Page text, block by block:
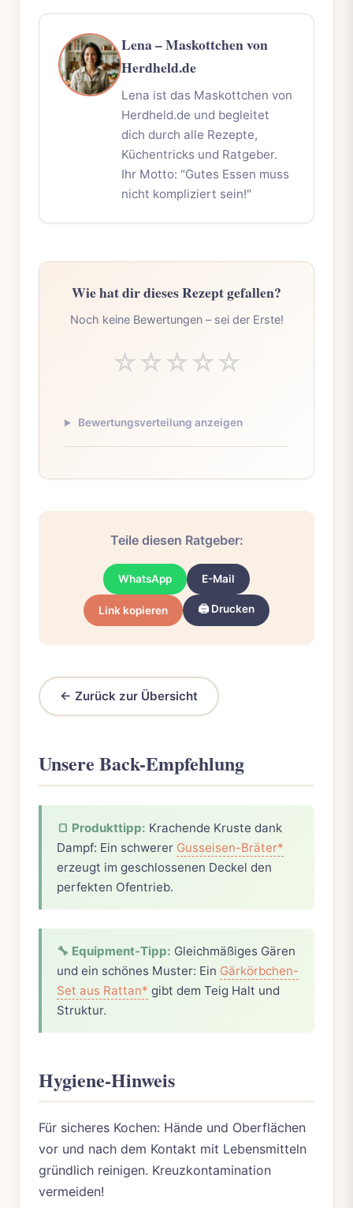
Lena – Maskottchen von
Herdheld.de
Lena ist das Maskottchen von
Herdheld.de und begleitet
dich durch alle Rezepte,
Küchentricks und Ratgeber.
Ihr Motto: "Gutes Essen muss
nicht kompliziert sein!"
Wie hat dir dieses Rezept gefallen?
Noch keine Bewertungen – sei der Erste!
☆☆☆☆☆
Bewertungsverteilung anzeigen
Teile diesen Ratgeber:
WhatsApp E-Mail
Link kopieren 🖨️ Drucken
← Zurück zur Übersicht
Unsere Back-Empfehlung
🍞 Produkttipp: Krachende Kruste dank
Dampf: Ein schwerer Gusseisen-Bräter*
erzeugt im geschlossenen Deckel den
perfekten Ofentrieb.
🔧 Equipment-Tipp: Gleichmäßiges Gären
und ein schönes Muster: Ein Gärkörbchen-
Set aus Rattan* gibt dem Teig Halt und
Struktur.
Hygiene-Hinweis
Für sicheres Kochen: Hände und Oberflächen
vor und nach dem Kontakt mit Lebensmitteln
gründlich reinigen. Kreuzkontamination
vermeiden!